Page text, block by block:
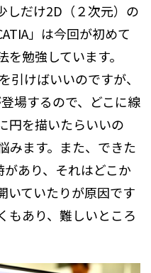
しだけ2D（２次元）の
」は今回が初めて
勉強しています。
引けばいいのですが、
場するので、どこに線
円を描いたらいいの
みます。また、できた
あり、それはどこか
いていたりが原因です
もあり、難しいところ